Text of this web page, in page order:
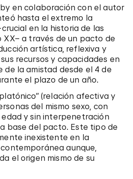
en colaboración con el autor
hasta el extremo la
en la historia de las
XX– a través de un pacto de
artística, reflexiva y
recursos y capacidades en
de la amistad desde el 4 de
el plazo de un año.
(relación afectiva y
del mismo sexo, con
y sin interpenetración
base del pacto. Este tipo de
inexistente en la
aunque,
el origen mismo de su